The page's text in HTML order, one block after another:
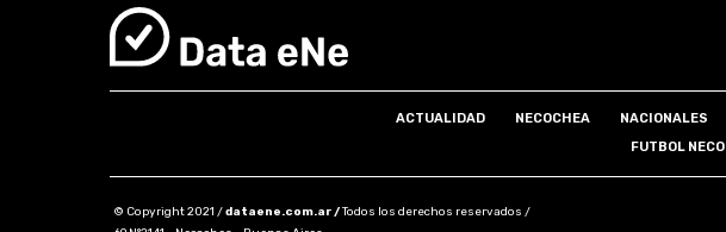
ACTUALIDAD NECOCHEA NACIONALES
FUTBOL NECO
© Copyright 2021 /dataene.com.ar /Todos los derechos reservados /